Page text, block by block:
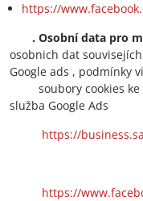
https://
. Osobní data pro
osobnich dat
Google ads , podmínky
soubory cookies ke
služba Google Ads
https://
https://